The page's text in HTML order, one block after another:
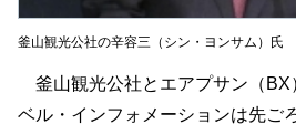
釜山観光公社の辛容三（シン・ヨンサム）氏
釜山観光公社とエアプサン（BX
ベル・インフォメーションは先ご